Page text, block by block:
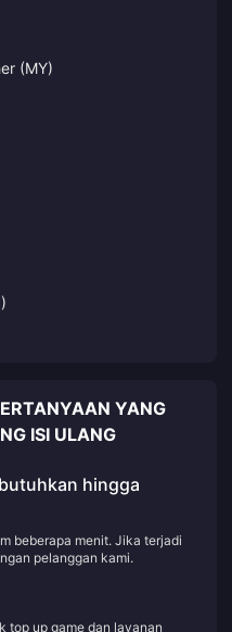
(MY)
YANG
ISI ULANG
hingga
beberapa menit. Jika terjadi
pelanggan kami.
top up game dan layanan